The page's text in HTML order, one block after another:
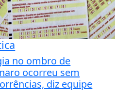
no ombro de
ocorreu sem
diz equipe